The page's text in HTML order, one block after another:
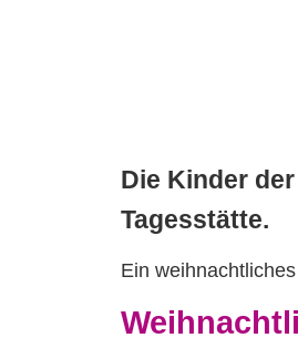
Die Kinder
Tagesstätte.
Ein